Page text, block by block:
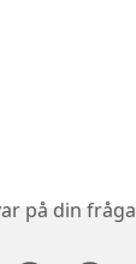
på din